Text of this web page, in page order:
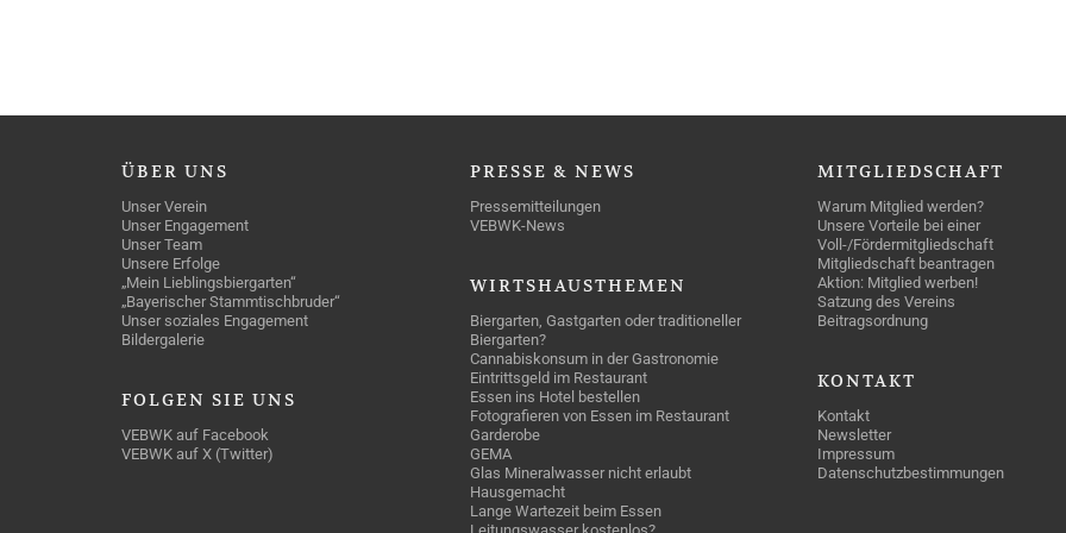
ÜBER UNS
Unser Verein
Unser Engagement
Unser Team
Unsere Erfolge
„Mein Lieblingsbiergarten“
„Bayerischer Stammtischbruder“
Unser soziales Engagement
Bildergalerie
FOLGEN SIE UNS
VEBWK auf Facebook
VEBWK auf X (Twitter)
PRESSE & NEWS
Pressemitteilungen
VEBWK-News
WIRTSHAUSTHEMEN
Biergarten, Gastgarten oder traditioneller
Biergarten?
Cannabiskonsum in der Gastronomie
Eintrittsgeld im Restaurant
Essen ins Hotel bestellen
Fotografieren von Essen im Restaurant
Garderobe
GEMA
Glas Mineralwasser nicht erlaubt
Hausgemacht
Lange Wartezeit beim Essen
MITGLIEDSCHAFT
Warum Mitglied werden?
Unsere Vorteile bei einer
Voll-/Fördermitgliedschaft
Mitgliedschaft beantragen
Aktion: Mitglied werben!
Satzung des Vereins
Beitragsordnung
KONTAKT
Kontakt
Newsletter
Impressum
Datenschutzbestimmungen